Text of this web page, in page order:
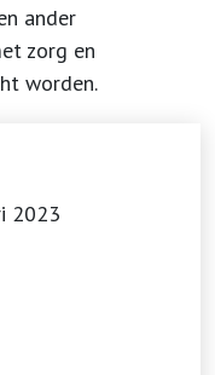
ander
zorg en
worden.
2023